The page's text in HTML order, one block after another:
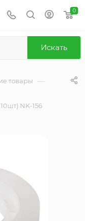
0
Искать
товары —
NK-156